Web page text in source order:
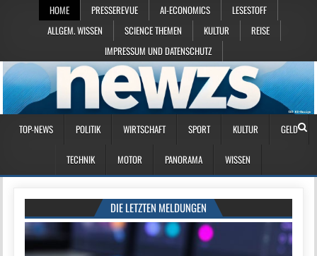
HOME PRESSEREVUE AI-ECONOMICS
LESESTOFF
ALLGEM. WISSEN
SCIENCE THEMEN KULTUR
REISE
IMPRESSUM UND DATENSCHUTZ
TOP-NEWS POLITIK WIRTSCHAFT SPORT KULTUR GELD
TECHNIK MOTOR PANORAMA WISSEN
DIE LETZTEN MELDUNGEN